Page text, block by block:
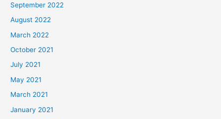
September 2022
August 2022
March 2022
October 2021
July 2021
May 2021
March 2021
January 2021